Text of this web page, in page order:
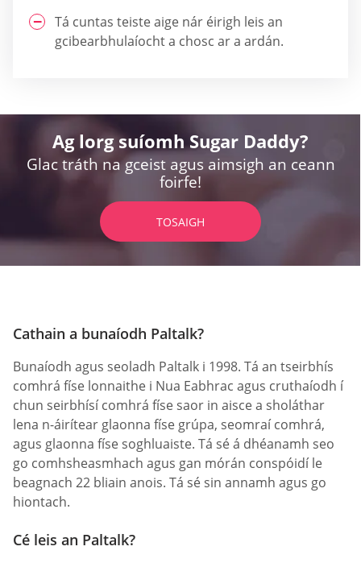
Tá cuntas teiste aige nár éirigh leis an
gcibearbhulaíocht a chosc ar a ardán.
Ag lorg suíomh Sugar Daddy?
Glac tráth na gceist agus aimsigh an ceann
foirfe!
TOSAIGH
Cathain a bunaíodh Paltalk?
Bunaíodh agus seoladh Paltalk i 1998. Tá an tseirbhís
comhrá físe lonnaithe i Nua Eabhrac agus cruthaíodh í
chun seirbhísí comhrá físe saor in aisce a sholáthar
lena n-áirítear glaonna físe grúpa, seomraí comhrá,
agus glaonna físe soghluaiste. Tá sé á dhéanamh seo
go comhsheasmhach agus gan mórán conspóidí le
beagnach 22 bliain anois. Tá sé sin annamh agus go
hiontach.
Cé leis an Paltalk?